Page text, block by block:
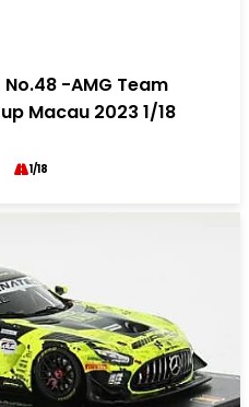
No.48 -AMG Team
Macau 2023 1/18
1/18